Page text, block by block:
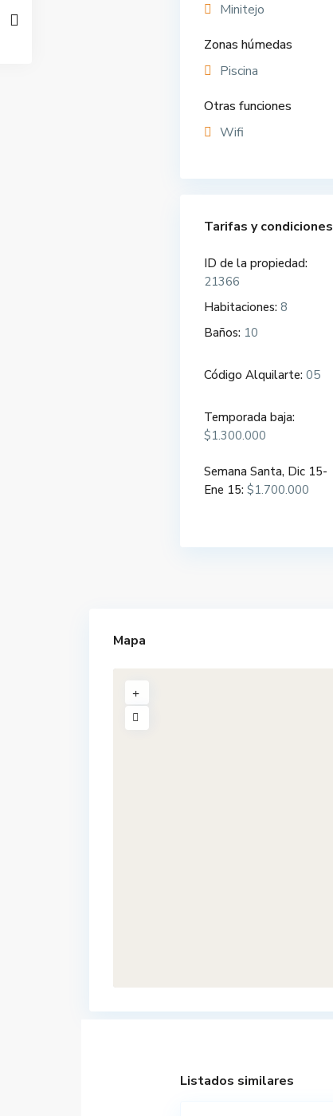
Minitejo
Zonas húmedas
Piscina
Otras funciones
Wifi
Tarifas y condiciones
ID de la propiedad:
21366
Habitaciones: 8
Baños: 10
Código Alquilarte: 05
Temporada baja:
$1.300.000
Semana Santa, Dic 15-
Ene 15: $1.700.000
Mapa
Listados similares